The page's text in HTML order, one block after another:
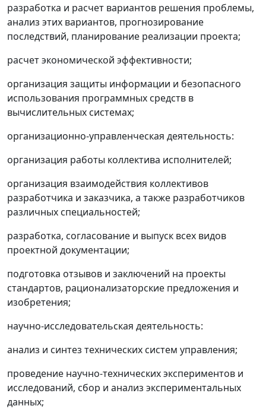
разработка и расчет вариантов решения проблемы,
анализ этих вариантов, прогнозирование
последствий, планирование реализации проекта;
расчет экономической эффективности;
организация защиты информации и безопасного
использования программных средств в
вычислительных системах;
организационно-управленческая деятельность:
организация работы коллектива исполнителей;
организация взаимодействия коллективов
разработчика и заказчика, а также разработчиков
различных специальностей;
разработка, согласование и выпуск всех видов
проектной документации;
подготовка отзывов и заключений на проекты
стандартов, рационализаторские предложения и
изобретения;
научно-исследовательская деятельность:
анализ и синтез технических систем управления;
проведение научно-технических экспериментов и
исследований, сбор и анализ экспериментальных
данных;